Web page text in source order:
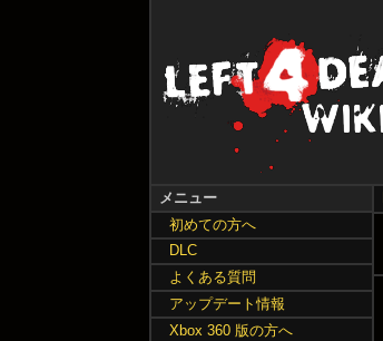
メニュー
初めての方へ
DLC
よくある質問
アップデート情報
Xbox 360 版の方へ